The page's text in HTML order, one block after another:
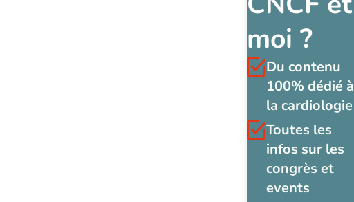
moi ?
Du contenu
100% dédié à
la cardiologie
Toutes les
infos sur les
congrès et
events